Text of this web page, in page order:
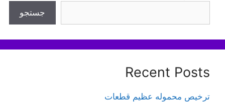
جستجو
Recent Posts
ترخیص محموله عظیم قطعات